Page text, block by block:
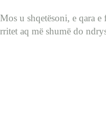
Mos u shqetësoni, e qara
rritet aq më shumë do